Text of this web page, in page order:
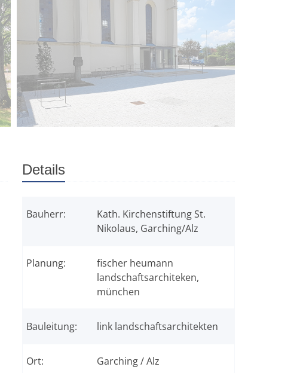
Details
Bauherr:
Kath. Kirchenstiftung St.
Nikolaus, Garching/Alz
Planung:
fischer heumann
landschaftsarchiteken,
münchen
Bauleitung: link landschaftsarchitekten
Ort: Garching / Alz